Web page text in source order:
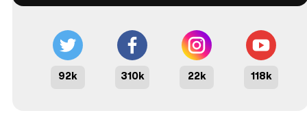
92k 310k 22k 118k